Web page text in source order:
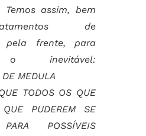
assim, bem
de
pela frente, para
o inevitável:
MEDULA
TODOS OS QUE
PUDEREM SE
POSSÍVEIS